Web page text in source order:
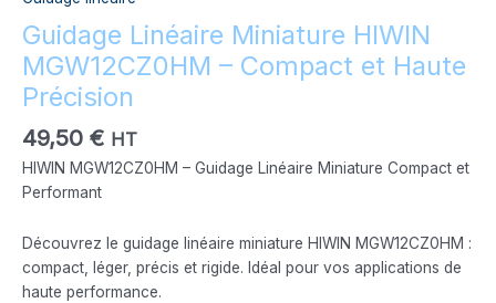
Guidage Linéaire Miniature HIWIN
MGW12CZ0HM – Compact et Haute
Précision
49,50 € HT
HIWIN MGW12CZ0HM – Guidage Linéaire Miniature Compact et
Performant
Découvrez le guidage linéaire miniature HIWIN MGW12CZ0HM :
compact, léger, précis et rigide. Idéal pour vos applications de
haute performance.